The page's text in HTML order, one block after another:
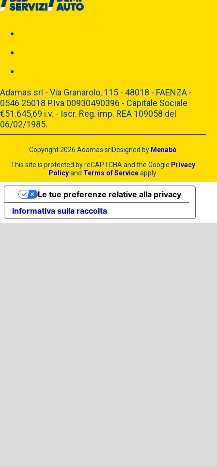
Adamas srl - Via Granarolo, 115 - 48018 - FAENZA -
0546 25018 P.Iva 00930490396 - Capitale Sociale
€51.645,69 i.v. - Iscr. Reg. imp. REA 109058 del
06/02/1985.
Copyright 2026 Adamas srl Designed by Menabò
This site is protected by reCAPTCHA and the Google Privacy
Policyand Terms of Serviceapply.
Informativa sulla raccolta
Le tue preferenze relative alla privacy